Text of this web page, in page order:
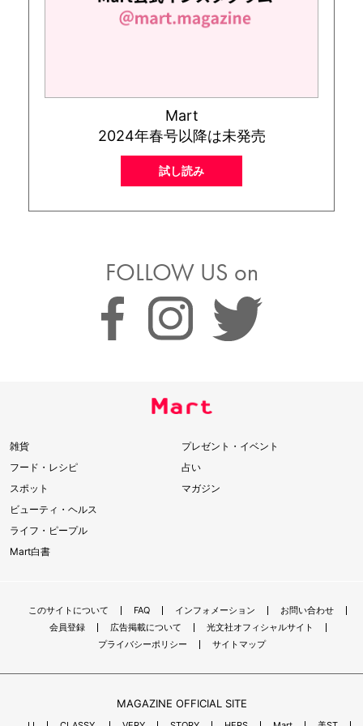
Mart
2024年春号以降は未発売
試し読み
FOLLOW US on
雑貨
フード・レシピ
スポット
ビューティ・ヘルス
ライフ・ピープル
Mart白書
プレゼント・イベント
占い
マガジン
このサイトについて FAQ インフォメーション
お問い合わせ
会員登録
広告掲載について
光文社オフィシャルサイト
プライバシーポリシー
サイトマップ
MAGAZINE OFFICIAL SITE